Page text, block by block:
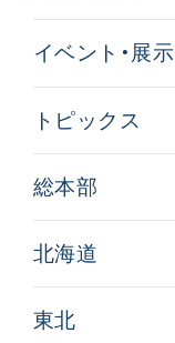
イベント・展示
トピックス
総本部
北海道
東北